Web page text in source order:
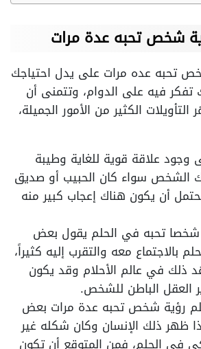
شخص تحبه عدة مرات
تحبه عده مرات على يدل احتياجك
تفكر فيه على الدوام، وتتمنى أن
الكثير من الأمور الجميلة،
وجود علاقة قوية للغاية وطيبة
الشخص سواء كان الحبيب أو صديق
أن يكون هناك إعجاب كبير منه
تحبه في الحلم يقول بعض
بالاجتماع معه والتقرب إليه كثيراً،
ذلك في عالم الأحلام وقد يكون
العقل الباطن للشخص.
رؤية شخص تحبه عدة مرات بعض
ظهر ذلك الإنسان وكان شكله غير
في الحلم، فمن المتوقع أن تكون